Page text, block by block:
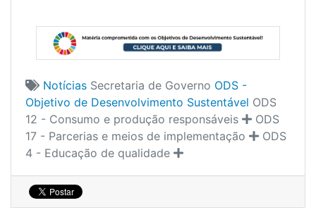
Notícias Secretaria de Governo ODS -
Objetivo de Desenvolvimento Sustentável ODS
12 - Consumo e produção responsáveis
ODS
17 - Parcerias e meios de implementação
ODS
4 - Educação de qualidade